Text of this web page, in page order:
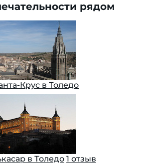
рядом
Крус в Толедо
в Толедо 1 отзыв